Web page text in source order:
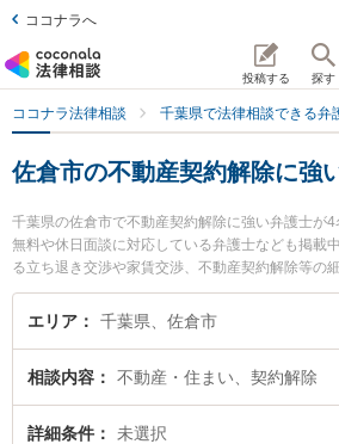
ココナラへ
投稿する 探す
ココナラ法律相談 千葉県で法律相談できる弁
佐倉市の不動産契約解除に強
千葉県の佐倉市で不動産契約解除に強い弁護士が
無料や休日面談に対応している弁護士なども掲載
る立ち退き交渉や家賃交渉、不動産契約解除等の
もでき便利です。特に礒野史大法律事務所の礒野
務所の寺岡 拓也弁護士、中村・柴田法律事務所の
契約解除のトラブル解決の実績豊富な近くの弁護
無料で不動産契約解除を法律相談できる佐倉市内
などでお困りの相談者さんにおすすめです。
エリア 千葉県、佐倉市
相談内容 不動産・住まい、契約解除
詳細条件 未選択